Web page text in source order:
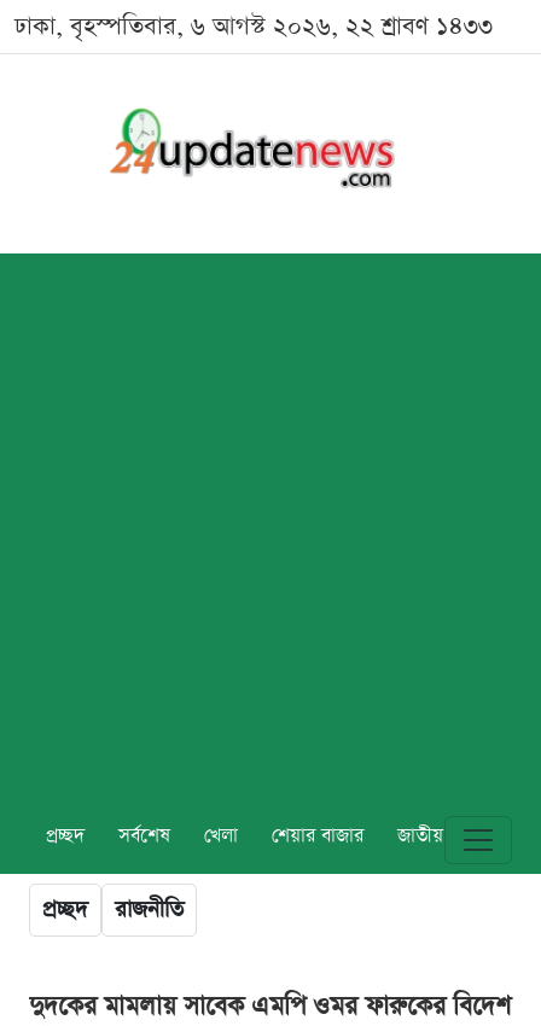
ঢাকা, বৃহস্পতিবার, ৬ আগস্ট ২০২৬, ২২ শ্রাবণ ১৪৩৩
প্রচ্ছদ সর্বশেষ খেলা শেয়ার বাজার জাতীয় বিশ্ব
প্রচ্ছদ রাজনীতি
দুদকের মামলায় সাবেক এমপি ওমর ফারুকের বিদেশ